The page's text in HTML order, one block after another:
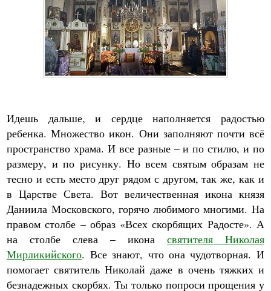
Идешь дальше, и сердце наполняется радостью
ребенка. Множество икон. Они заполняют почти всё
пространство храма. И все разные – и по стилю, и по
размеру, и по рисунку. Но всем святым образам не
тесно и есть место друг рядом с другом, так же, как и
в Царстве Света. Вот величественная икона князя
Даниила Московского, горячо любимого многими. На
правом столбе – образ «Всех скорбящих Радосте». А
на столбе слева – икона святителя Николая
Мирликийского. Все знают, что она чудотворная. И
помогает святитель Николай даже в очень тяжких и
безнадежных скорбях. Ты только попроси прощения у